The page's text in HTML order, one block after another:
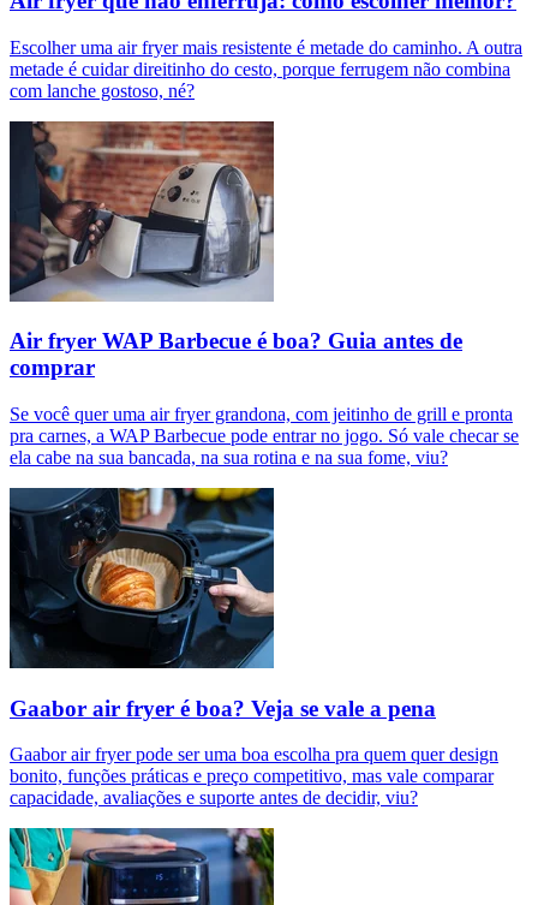
Escolher uma air fryer mais resistente é metade do caminho. A outra
metade é cuidar direitinho do cesto, porque ferrugem não combina
com lanche gostoso, né?
Air fryer WAP Barbecue é boa? Guia antes de
comprar
Se você quer uma air fryer grandona, com jeitinho de grill e pronta
pra carnes, a WAP Barbecue pode entrar no jogo. Só vale checar se
ela cabe na sua bancada, na sua rotina e na sua fome, viu?
Gaabor air fryer é boa? Veja se vale a pena
Gaabor air fryer pode ser uma boa escolha pra quem quer design
bonito, funções práticas e preço competitivo, mas vale comparar
capacidade, avaliações e suporte antes de decidir, viu?